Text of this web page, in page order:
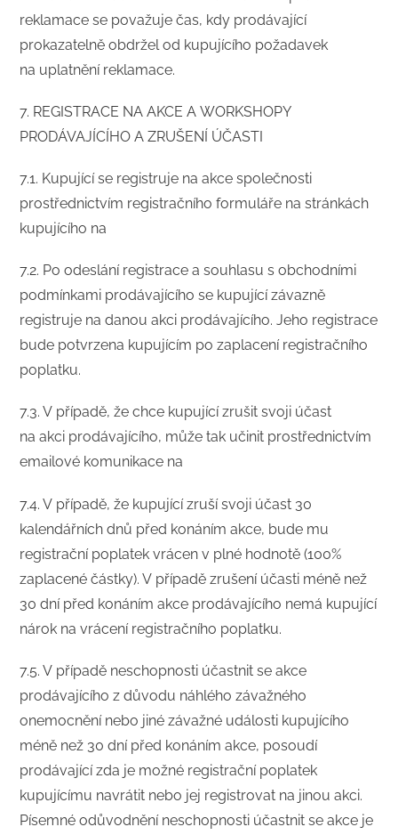
reklamace se považuje čas, kdy prodávající
prokazatelně obdržel od kupujícího požadavek
na uplatnění reklamace.
​7. REGISTRACE NA AKCE A WORKSHOPY
PRODÁVAJÍCÍHO A ZRUŠENÍ ÚČASTI
​7.1. Kupující se registruje na akce společnosti
prostřednictvím registračního formuláře na stránkách
kupujícího na
7.2. Po odeslání registrace a souhlasu s obchodními
podmínkami prodávajícího se kupující závazně
registruje na danou akci prodávajícího. Jeho registrace
bude potvrzena kupujícím po zaplacení registračního
poplatku.
7.3. V případě, že chce kupující zrušit svoji účast
na akci prodávajícího, může tak učinit prostřednictvím
emailové komunikace na
7.4. V případě, že kupující zruší svoji účast 30
kalendářních dnů před konáním akce, bude mu
registrační poplatek vrácen v plné hodnotě (100%
zaplacené částky). V případě zrušení účasti méně než
30 dní před konáním akce prodávajícího nemá kupující
nárok na vrácení registračního poplatku.
7.5. V případě neschopnosti účastnit se akce
prodávajícího z důvodu náhlého závažného
onemocnění nebo jiné závažné události kupujícího
méně než 30 dní před konáním akce, posoudí
prodávající zda je možné registrační poplatek
kupujícímu navrátit nebo jej registrovat na jinou akci.
Písemné odůvodnění neschopnosti účastnit se akce je